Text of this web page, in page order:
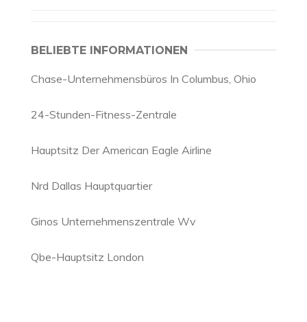
BELIEBTE INFORMATIONEN
Chase-Unternehmensbüros In Columbus, Ohio
24-Stunden-Fitness-Zentrale
Hauptsitz Der American Eagle Airline
Nrd Dallas Hauptquartier
Ginos Unternehmenszentrale Wv
Qbe-Hauptsitz London